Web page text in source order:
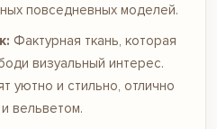
повседневных моделей.
Фактурная ткань, которая
визуальный интерес.
уютно и стильно, отлично
вельветом.